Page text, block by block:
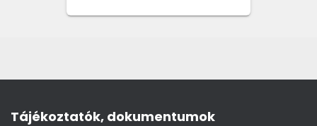
Tájékoztatók, dokumentumok